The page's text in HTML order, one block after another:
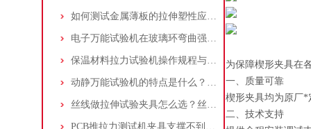
如何测试金属薄板的拉伸塑性应变比(r值)：万能试验机操作步骤解析！
电子万能试验机在玻璃环弯曲强度测试中的应用：原理、标准和流程
保温材料拉力试验机操作规程与测试标准介绍：夹具选择及应用
动静万能试验机的特点是什么？适合做什么试验？
丝线做拉伸试验夹具怎么选？丝线拉伸试验夹具应该如何操作？
PCB推拉力测试机夹具支撑不到位，贴片电阻掉件却测不出？一个案例告诉你
为保障楔形夹具在
一、质量可靠
楔形夹具均为原厂*
二、技术支持